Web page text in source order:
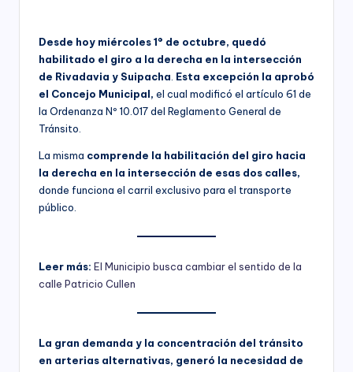
Desde hoy miércoles 1° de octubre, quedó
habilitado el giro a la derecha en la intersección
de Rivadavia y Suipacha Esta excepción la aprobó
el Concejo Municipal, el cual modificó el artículo 61 de
la Ordenanza Nº 10.017 del Reglamento General de
Tránsito.
La misma comprende la habilitación del giro hacia
la derecha en la intersección de esas dos calles,
donde funciona el carril exclusivo para el transporte
público.
Leer más: El Municipio busca cambiar el sentido de la
calle Patricio Cullen
La gran demanda y la concentración del tránsito
en arterias alternativas, generó la necesidad de